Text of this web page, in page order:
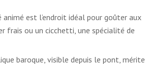
est l’endroit idéal pour goûter aux
frais ou un cicchetti, une spécialité de
baroque, visible depuis le pont, mérite